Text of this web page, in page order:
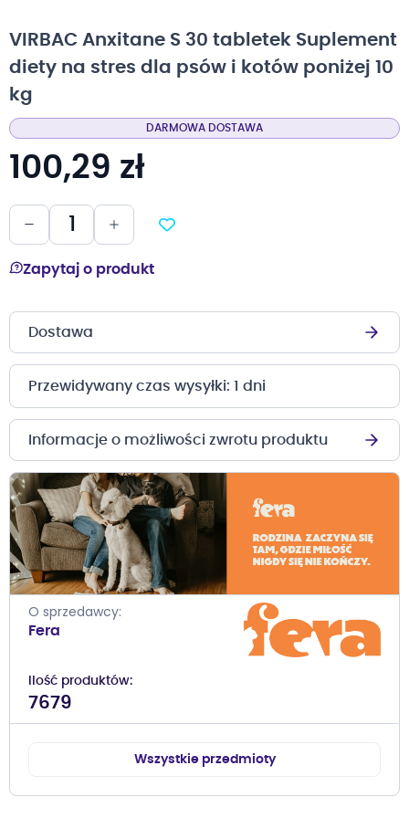
galerii
VIRBAC Anxitane S 30 tabletek Suplement
diety na stres dla psów i kotów poniżej 10
kg
DARMOWA DOSTAWA
100,29 zł
Zapytaj o produkt
Dostawa
Przewidywany czas wysyłki: 1 dni
Informacje o możliwości zwrotu produktu
O sprzedawcy
Fera
Ilość produktów
7679
Wszystkie przedmioty